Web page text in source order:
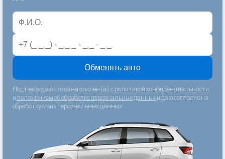
Обменять авто
Подтверждаю что ознакомлен(а) сполитикой конфиденциальности
и положением об обработке персональных данныхи даю согласие на
обработку моих персональных данных